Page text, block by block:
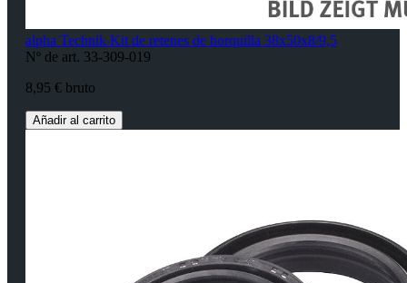
alpha Technik Kit de retenes de horquilla 38x50x8/9,5
Nº de art. 33-309-019
8,95 € bruto
Añadir al carrito